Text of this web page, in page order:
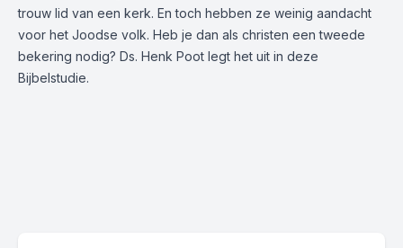
trouw lid van een kerk. En toch hebben ze weinig aandacht
voor het Joodse volk. Heb je dan als christen een tweede
bekering nodig? Ds. Henk Poot legt het uit in deze
Bijbelstudie.